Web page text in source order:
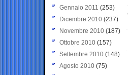
Gennaio 2011 (253)
Dicembre 2010 (237)
Novembre 2010 (187)
Ottobre 2010 (157)
Settembre 2010 (148)
Agosto 2010 (75)